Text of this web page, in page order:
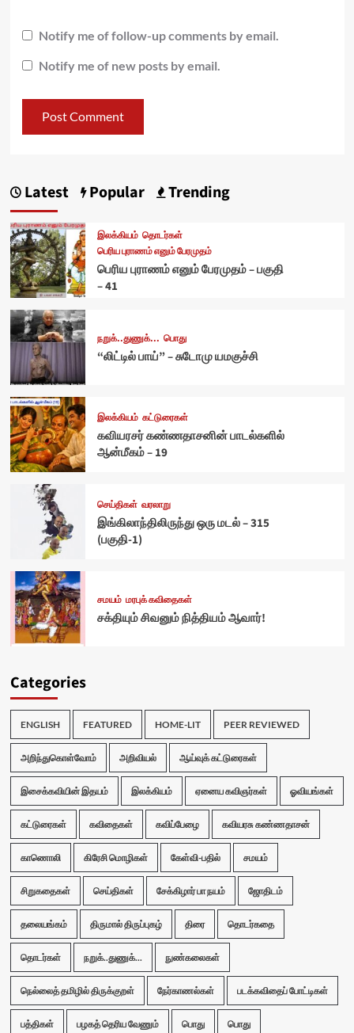
Notify me of follow-up comments by email.
Notify me of new posts by email.
Latest Popular Trending
இலக்கியம் தொடர்கள்
பெரிய புராணம் எனும் பேரமுதம்
பெரிய புராணம் எனும் பேரமுதம் – பகுதி
– 41
நறுக்..துணுக்... பொது
“லிட்டில் பாய்” – சுடோமு யமகுச்சி
இலக்கியம் கட்டுரைகள்
கவியரசர் கண்ணதாசனின் பாடல்களில்
ஆன்மீகம் – 19
செய்திகள் வரலாறு
இங்கிலாந்திலிருந்து ஒரு மடல் – 315
(பகுதி-1)
சமயம் மரபுக் கவிதைகள்
சக்தியும் சிவனும் நித்தியம் ஆவார்!
Categories
ENGLISH FEATURED HOME-LIT PEER REVIEWED
அறிந்துகொள்வோம் அறிவியல் ஆய்வுக் கட்டுரைகள்
இசைக்கவியின் இதயம் இலக்கியம் ஏனைய கவிஞர்கள் ஓவியங்கள்
கட்டுரைகள் கவிதைகள் கவிப்பேழை கவியரசு கண்ணதாசன்
காணொலி கிரேசி மொழிகள் கேள்வி-பதில் சமயம்
சிறுகதைகள் செய்திகள் சேக்கிழார் பா நயம் ஜோதிடம்
தலையங்கம் திருமால் திருப்புகழ் திரை தொடர்கதை
தொடர்கள் நறுக்..துணுக்... நுண்கலைகள்
நெல்லைத் தமிழில் திருக்குறள் நேர்காணல்கள் படக்கவிதைப் போட்டிகள்
பத்திகள் பழகத் தெரிய வேணும் பொது பொது